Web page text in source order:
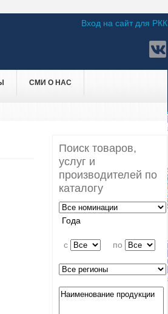
Вход на сайт для РКК
СМИ О НАС
Поиск товаров,
услуг и
производителей по
каталогу
Года
c по